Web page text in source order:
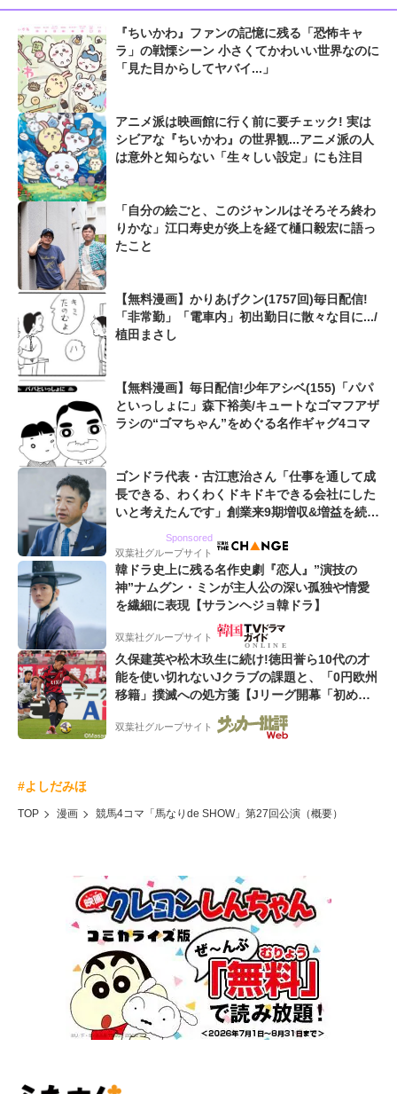
『ちいかわ』ファンの記憶に残る「恐怖キャ
ラ」の戦慄シーン 小さくてかわいい世界なのに
「見た目からしてヤバイ...」
アニメ派は映画館に行く前に要チェック! 実は
シビアな『ちいかわ』の世界観...アニメ派の人
は意外と知らない「生々しい設定」にも注目
「自分の絵ごと、このジャンルはそろそろ終わ
りかな」江口寿史が炎上を経て樋口毅宏に語っ
たこと
【無料漫画】かりあげクン(1757回)毎日配信!
「非常勤」「電車内」初出勤日に散々な目に.../
植田まさし
【無料漫画】毎日配信!少年アシベ(155)「パパ
といっしょに」森下裕美/キュートなゴマフアザ
ラシの“ゴマちゃん”をめぐる名作ギャグ4コマ
ゴンドラ代表・古江恵治さん「仕事を通して成
長できる、わくわくドキドキできる会社にした
いと考えたんです」創業来9期増収&増益を続け
Sponsored
双葉社グループサイト
韓ドラ史上に残る名作史劇『恋人』”演技の
神”ナムグン・ミンが主人公の深い孤独や情愛
を繊細に表現【サランヘジョ韓ドラ】
双葉社グループサイト
久保建英や松木玖生に続け!徳田誉ら10代の才
能を使い切れないJクラブの課題と、「0円欧州
移籍」撲滅への処方箋【Jリーグ開幕「初めて
の秋春制」の大激論】(5)
双葉社グループサイト
#よしだみほ
TOP 漫画 競馬4コマ「馬なりde SHOW」第27回公演（概要）